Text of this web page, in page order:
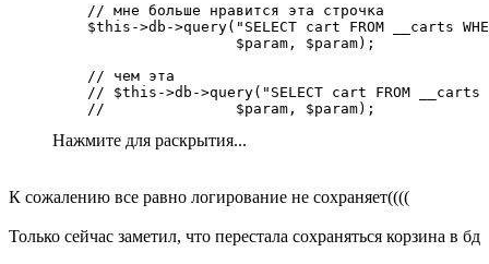
    // мне больше нравится эта строчка
$this->db->query("SELECT cart FROM __carts
                     $param, $param);
    // чем эта
// $this->db->query("SELECT cart FROM
    //               $param, $param);
Нажмите для раскрытия...
К сожалению все равно логирование не сохраняет((((
Только сейчас заметил, что перестала сохраняться корзина в бд